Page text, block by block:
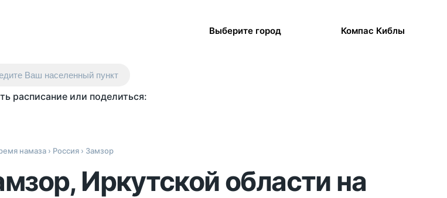
Выберите город Компас Киблы
Ваш населенный пункт
расписание или поделиться:
намаза › Россия › Замзор
Иркутской области на